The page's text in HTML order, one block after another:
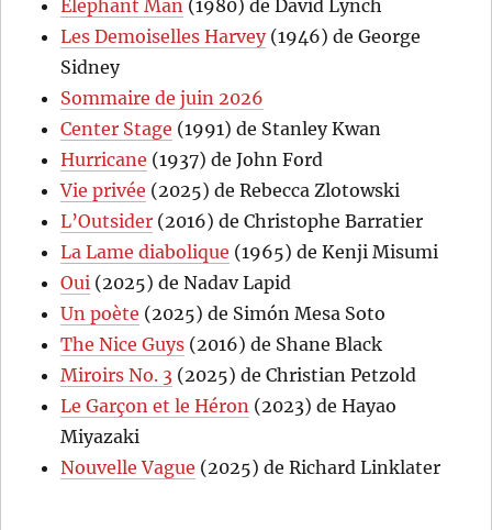
Elephant Man (1980) de David Lynch
Les Demoiselles Harvey(1946) de George
Sidney
Sommaire de juin 2026
Center Stage (1991) de Stanley Kwan
Hurricane (1937) de John Ford
Vie privée (2025) de Rebecca Zlotowski
L’Outsider (2016) de Christophe Barratier
La Lame diabolique (1965) de Kenji Misumi
Oui (2025) de Nadav Lapid
Un poète (2025) de Simón Mesa Soto
The Nice Guys (2016) de Shane Black
Miroirs No. 3 (2025) de Christian Petzold
Le Garçon et le Héron (2023) de Hayao
Miyazaki
Nouvelle Vague (2025) de Richard Linklater